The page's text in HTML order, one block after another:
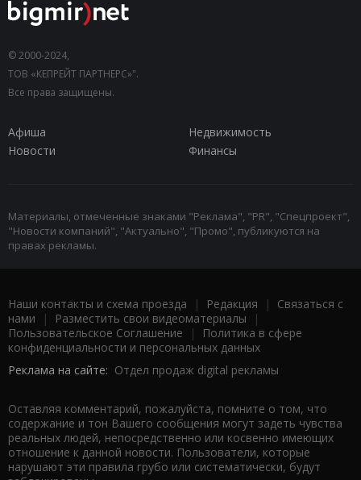
© 2000-2024,
ТОВ «КЕПРЕЙТ ПАРТНЕРС»".
Все права защищены.
Афиша
Недвижимость
Новости
Финансы
Материалы, отмеченные знаками "Реклама", "PR", "Спецпроект",
"Новости компаний", "Актуально", "Промо", публикуются на
правах рекламы.
Наши контакты и схема проезда | Редакция | Связаться с
нами | Разместить свои видеоматериалы |
Пользовательское Соглашение |
Политика в сфере
конфиденциальности и персональных данных
Реклама на сайте: Отдел продаж digital рекламы
Оставляя комментарий, пожалуйста, помните о том, что
содержание и тон Вашего сообщения могут задеть чувства
реальных людей, непосредственно или косвенно имеющих
отношение к данной новости. Пользователи, которые
нарушают эти правила грубо или систематически, будут